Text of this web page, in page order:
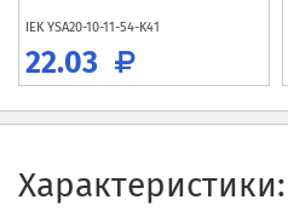
IEKYSA20-10-11-54-K41
22.03
Характеристики: